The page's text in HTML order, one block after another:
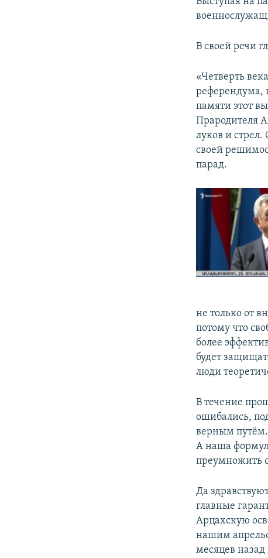
В своей речи
«Четверть
референдума,
памяти этот
Прародителя
луков и
своей
парад.
не только от
потому что
более
будет
люди
В течение
ошибались,
верным путём.
А наша
преумножить
Да
главные
Арцахскую
нашим
месяцев